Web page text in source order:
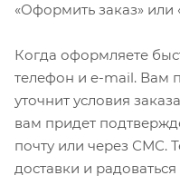
«Оформить заказ» или
Когда оформляете
телефон и e-mail. Вам
уточнит условия
вам придет
почту или через СМС.
доставки и